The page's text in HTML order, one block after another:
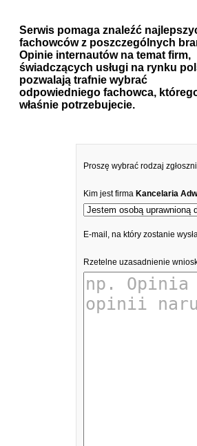
Serwis pomaga znaleźć
fachowców z poszczególnych
Opinie internautów na temat firm,
świadczących usługi na rynku
pozwalają trafnie wybrać
odpowiedniego fachowca,
właśnie potrzebujecie.
Proszę wybrać rodzaj
Kim jest firma Kancelaria
E-mail, na który zostanie
Rzetelne uzasadnienie